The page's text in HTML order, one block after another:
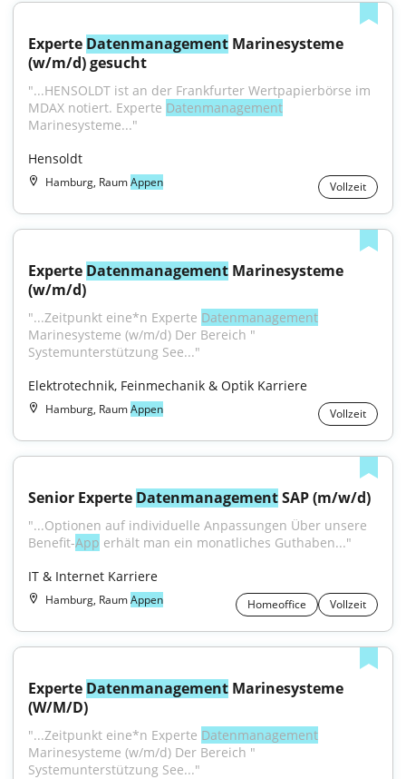
Experte Datenmanagement Marinesysteme
(w/m/d) gesucht
"...HENSOLDT ist an der Frankfurter Wertpapierbörse im
MDAX notiert. Experte Datenmanagement
Marinesysteme..."
Hensoldt
Hamburg, RaumAppen Vollzeit
Experte Datenmanagement Marinesysteme
(w/m/d)
"...Zeitpunkt eine*n Experte Datenmanagement
Marinesysteme (w/m/d) Der Bereich "
Systemunterstützung See..."
Elektrotechnik, Feinmechanik & Optik Karriere
Hamburg, RaumAppen Vollzeit
Senior Experte Datenmanagement SAP (m/w/d)
"...Optionen auf individuelle Anpassungen Über unsere
Benefit-App erhält man ein monatliches Guthaben..."
IT & Internet Karriere
Hamburg, RaumAppen Homeoffice Vollzeit
Experte Datenmanagement Marinesysteme
(W/M/D)
"...Zeitpunkt eine*n Experte Datenmanagement
Marinesysteme (w/m/d) Der Bereich "
Systemunterstützung See..."